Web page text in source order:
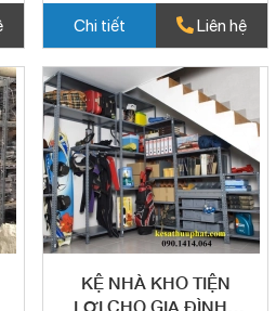
Chi tiết Liên hệ
KỆ NHÀ KHO TIỆN
LỢI CHO GIA ĐÌNH -